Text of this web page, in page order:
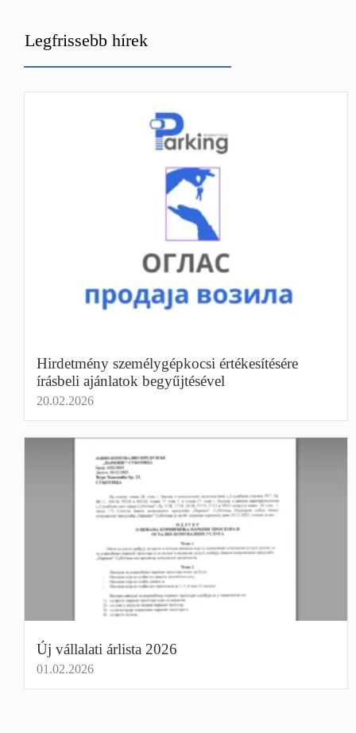
Legfrissebb hírek
Hirdetmény személygépkocsi értékesítésére
írásbeli ajánlatok begyűjtésével
20.02.2026
Új vállalati árlista 2026
01.02.2026